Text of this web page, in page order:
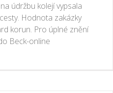
údržbu kolejí vypsala
Hodnota zakázky
korun. Pro úplné znění
Beck-online